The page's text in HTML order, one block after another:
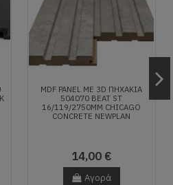
MDF PANEL ΜΕ 3D ΠΗΧΑΚΙΑ
504070 BEAT ST
16/119/2750MM CHICAGO
CONCRETE NEWPLAN
14,00 €
Αγορά